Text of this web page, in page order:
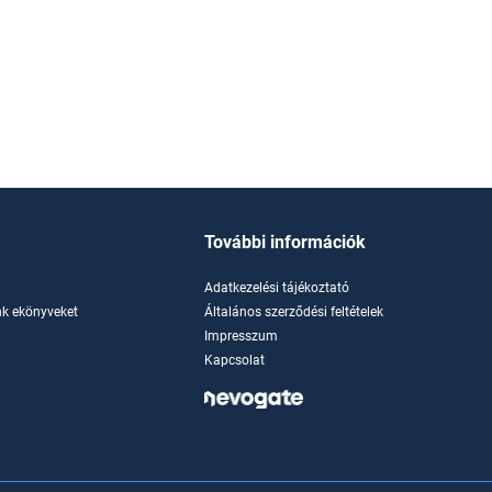
ekönyveket
További információk
Adatkezelési tájékoztató
Általános szerződési feltételek
Impresszum
Kapcsolat